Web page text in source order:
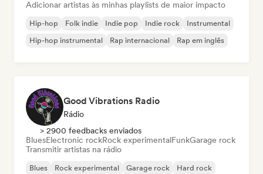
Adicionar artistas às minhas playlists de maior impacto
Hip-hop Folk indie Indie pop Indie rock
Instrumental
Hip-hop instrumental
Rap internacional Rap em inglês
Good Vibrations Radio
Rádio
> 2900 feedbacks enviados
BluesElectronic rockRock experimentalFunkGarage rock
Transmitir artistas na rádio
Blues Rock experimental Garage rock
Hard rock